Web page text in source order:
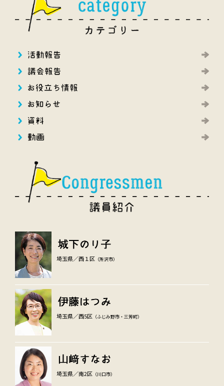
埼玉県／西１区 （所沢市）
埼玉県／西5区 （ふじみ野市・三芳町）
埼玉県／南2区 （川口市）